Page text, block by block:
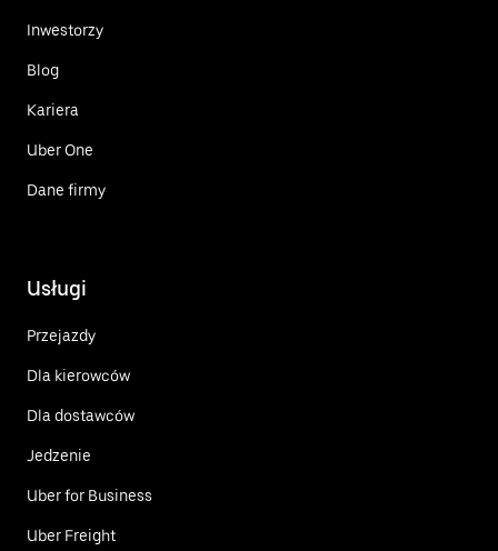
Inwestorzy
Blog
Kariera
Uber One
Dane firmy
Usługi
Przejazdy
Dla kierowców
Dla dostawców
Jedzenie
Uber for Business
Uber Freight